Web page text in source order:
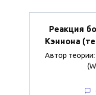
Реакция
Кэннона
Автор